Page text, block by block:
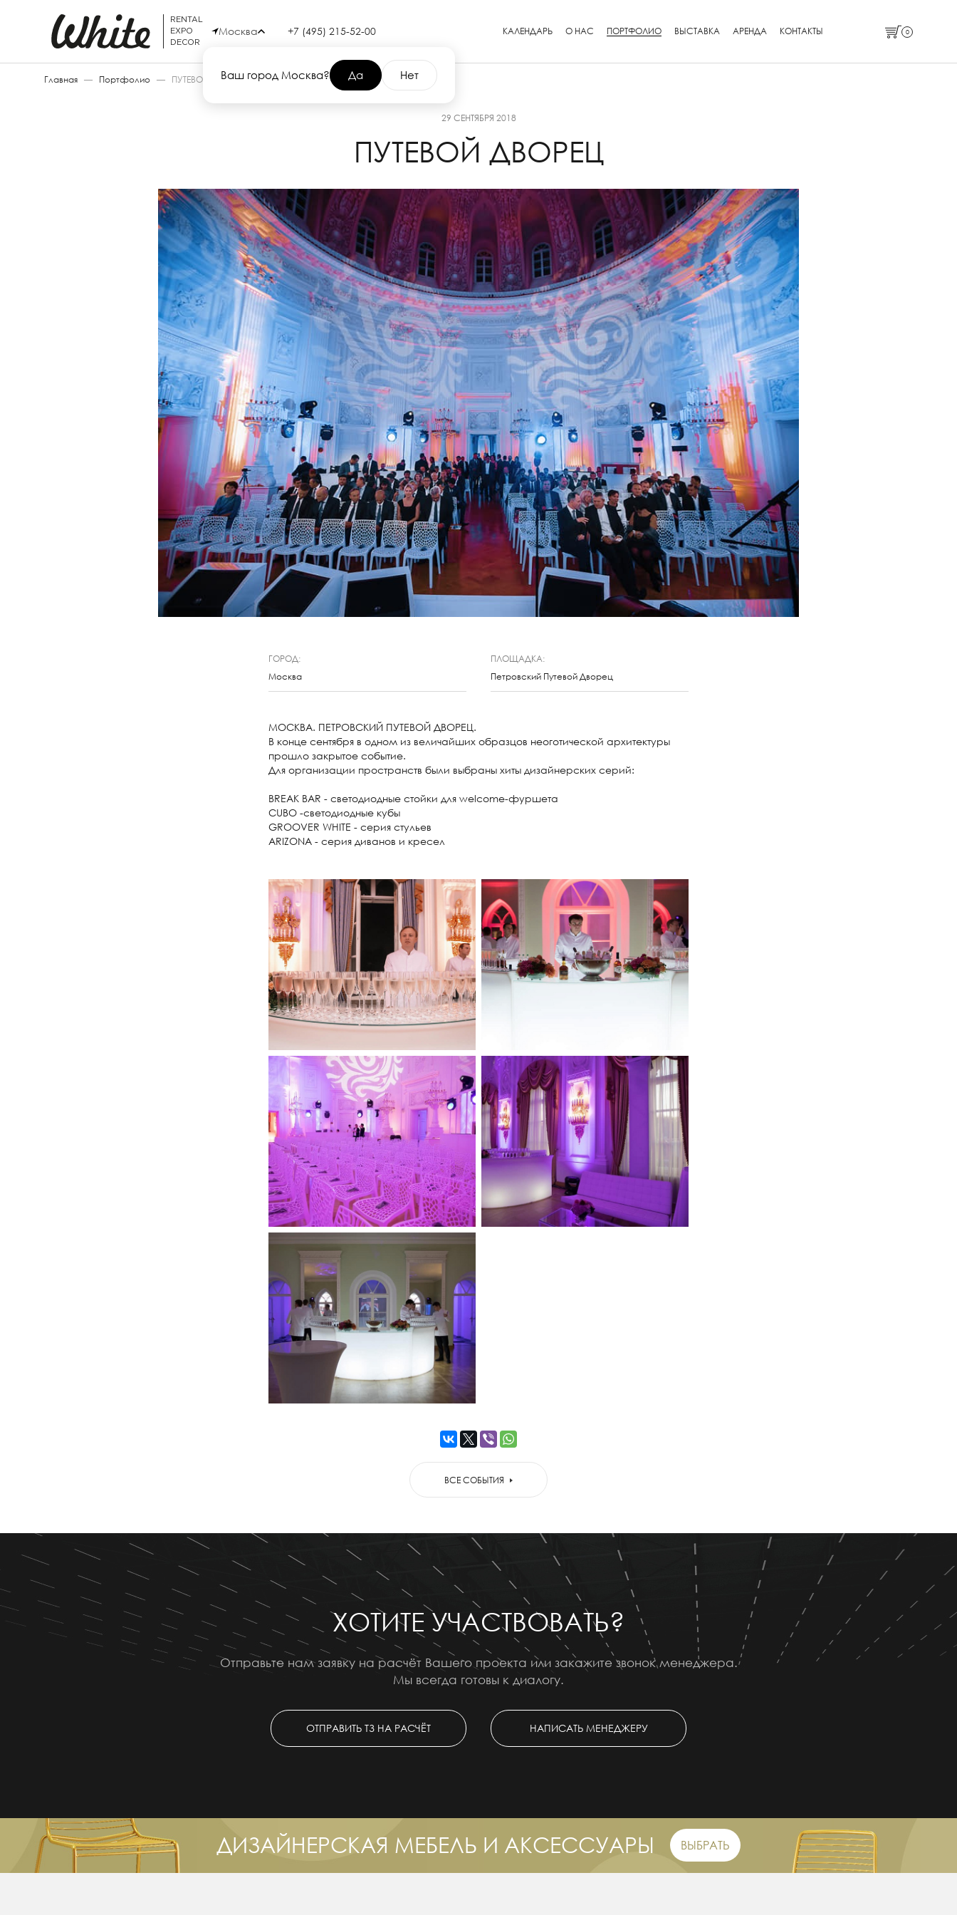
RENTAL
EXPO
DECOR
Москва
Ваш город Москва? Да Нет
+7 (495) 215-52-00 КАЛЕНДАРЬ О НАС ПОРТФОЛИО ВЫСТАВКА АРЕНДА КОНТАКТЫ 0
Главная — Портфолио — ПУТЕВОЙ ДВОРЕЦ
29 СЕНТЯБРЯ 2018
ПУТЕВОЙ ДВОРЕЦ
ГОРОД:
Москва
ПЛОЩАДКА:
Петровский Путевой Дворец
МОСКВА. ПЕТРОВСКИЙ ПУТЕВОЙ ДВОРЕЦ.
В конце сентября в одном из величайших образцов неоготической архитектуры
прошло закрытое событие.
Для организации пространств были выбраны хиты дизайнерских серий:
BREAK BAR - светодиодные стойки для welcome-фуршета
СUBO -светодиодные кубы
GROOVER WHITE - cерия стульев
ARIZONA - cерия диванов и кресел
ВСЕ СОБЫТИЯ
ХОТИТЕ УЧАСТВОВАТЬ?
Отправьте нам заявку на расчёт Вашего проекта или закажите звонок менеджера.
Мы всегда готовы к диалогу.
ОТПРАВИТЬ ТЗ НА РАСЧЁТ НАПИСАТЬ МЕНЕДЖЕРУ
ДИЗАЙНЕРСКАЯ МЕБЕЛЬ И АКСЕССУАРЫ ВЫБРАТЬ